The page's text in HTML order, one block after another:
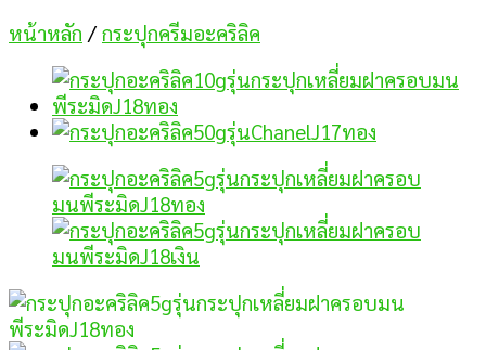
หน้าหลัก / กระปุกครีมอะคริลิค